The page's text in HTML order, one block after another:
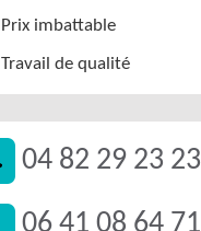
Prix imbattable
Travail de qualité
04 82 29 23 23
06 41 08 64 71